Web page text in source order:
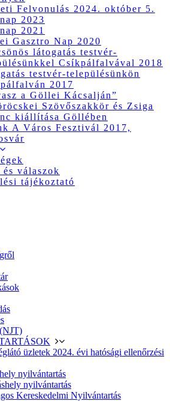
Felvonulás 2024. október 5.
2023
2021
Gasztro Nap 2020
látogatás testvér-
Csíkpálfalvával 2018
testvér-településünkön
2017
a Göllei Kácsalján”
Szövőszakkör és Zsiga
kiállítása Göllében
A Város Fesztivál 2017,
és válaszok
tájékoztató
üzletek 2024. évi hatósági ellenőrzési
nyilvántartás
nyilvántartás
Kereskedelmi Nyilvántartás